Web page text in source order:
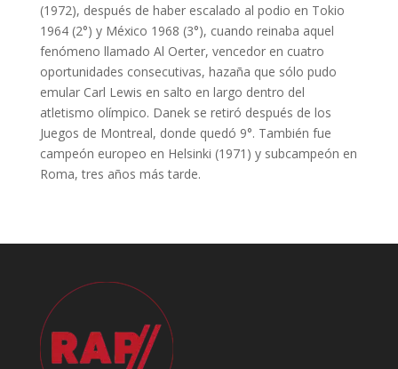
(1972), después de haber escalado al podio en Tokio
1964 (2°) y México 1968 (3°), cuando reinaba aquel
fenómeno llamado Al Oerter, vencedor en cuatro
oportunidades consecutivas, hazaña que sólo pudo
emular Carl Lewis en salto en largo dentro del
atletismo olímpico. Danek se retiró después de los
Juegos de Montreal, donde quedó 9°. También fue
campeón europeo en Helsinki (1971) y subcampeón en
Roma, tres años más tarde.